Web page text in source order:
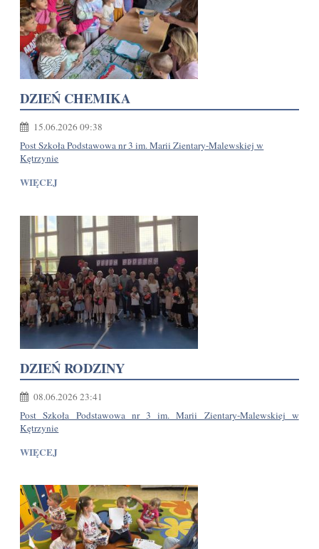
DZIEŃ CHEMIKA
15.06.2026 09:38
Post Szkoła Podstawowa nr 3 im. Marii Zientary-Malewskiej w
Kętrzynie
WIĘCEJ
DZIEŃ RODZINY
08.06.2026 23:41
Post Szkoła Podstawowa nr 3 im. Marii Zientary-Malewskiej w
Kętrzynie
WIĘCEJ